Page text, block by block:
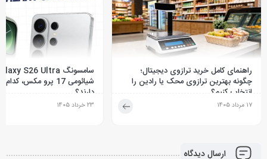
راهنمای کامل خرید ترازوی دیجیتال؛
چگونه بهترین ترازوی محک یا رادین را
انتخاب کنیم؟
17 مرداد 1405
شیائومی 17 پرو مکس،
دارند؟
23 خرداد 1405
ارسال دیدگاه